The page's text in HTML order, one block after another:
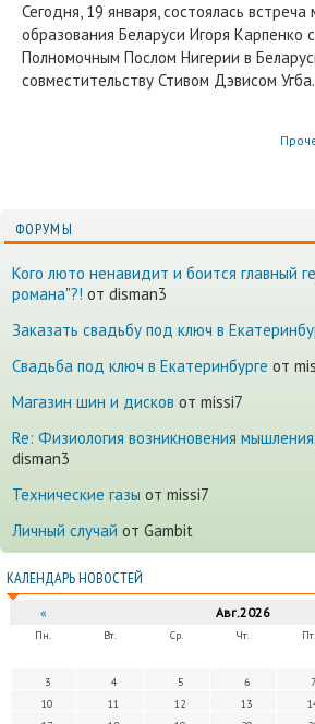
Сегодня, 19 января, состоялась
образования Беларуси Игоря Карпенко
Полномочным Послом Нигерии в
совместительству Стивом Дэвисом Угба.
ФОРУМЫ
Кого люто ненавидит и боится главный
романа"?! от disman3
Заказать свадьбу под ключ в
Cвадьба под ключ в Екатеринбурге от
Магазин шин и дисков от missi7
Re: Физиология возникновения
disman3
Технические газы от missi7
Личный случай от Gambit
КАЛЕНДАРЬ НОВОСТЕЙ
« Авг.2026
Пн. Вт. Ср. Чт. Пт.
3
4 5 6 7
10
11 12 13